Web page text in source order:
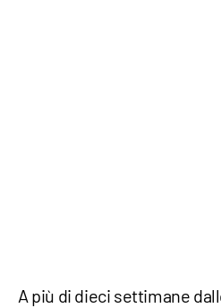
A più di dieci settimane